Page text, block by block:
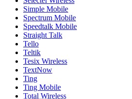
Simple Mobile
Spectrum Mobile
Speedtalk Mobile
Straight Talk
Tello
Teltik
Tesix Wireless
TextNow
Ting
Ting Mobile
Total Wireless